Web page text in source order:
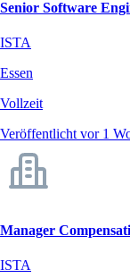
Senior Software
ISTA
Essen
Vollzeit
Veröffentlicht vor 1
Manager
ISTA